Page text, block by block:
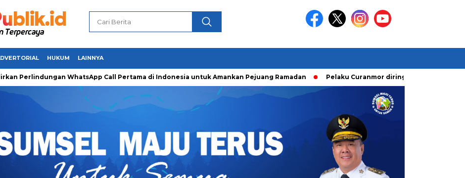
HUKUM LAINNYA
WhatsApp Call Pertama di Indonesia untuk Amankan Pejuang Ramadan Pelaku Curanmor diringkusi Unit Ranmor